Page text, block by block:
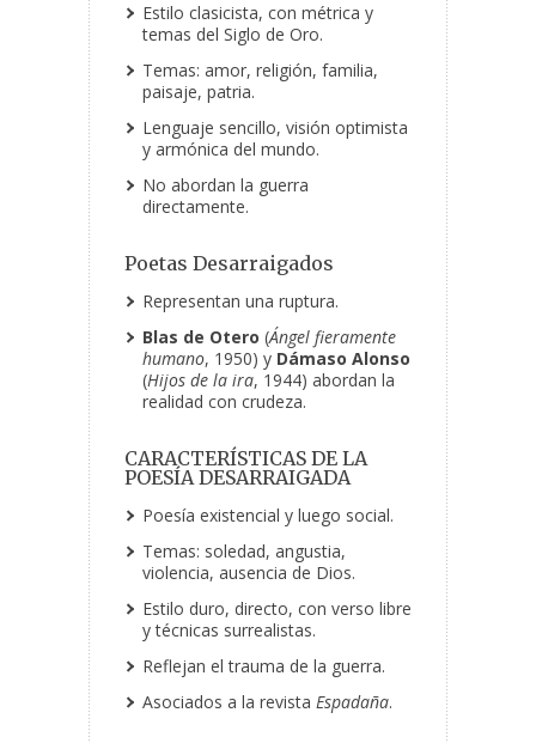
Estilo clasicista, con métrica y
temas del Siglo de Oro.
Temas: amor, religión, familia,
paisaje, patria.
Lenguaje sencillo, visión optimista
y armónica del mundo.
No abordan la guerra
directamente.
Poetas Desarraigados
Representan una ruptura.
Blas de Otero (Ángel fieramente
humano, 1950) y Dámaso Alonso
(Hijos de la ira, 1944) abordan la
realidad con crudeza.
CARACTERÍSTICAS DE LA
POESÍA DESARRAIGADA
Poesía existencial y luego social.
Temas: soledad, angustia,
violencia, ausencia de Dios.
Estilo duro, directo, con verso libre
y técnicas surrealistas.
Reflejan el trauma de la guerra.
Asociados a la revista Espadaña.